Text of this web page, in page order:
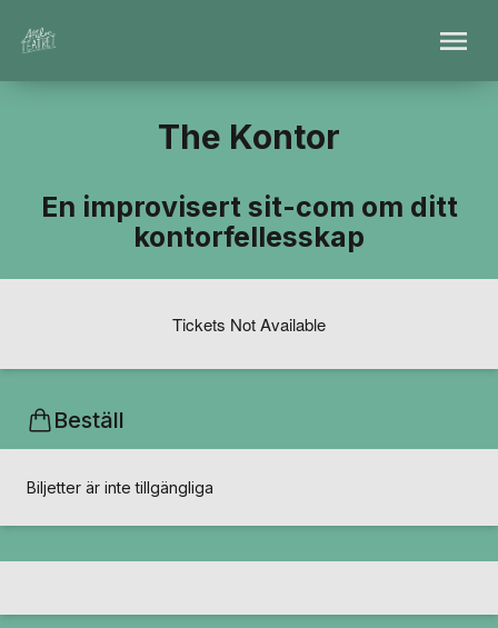
The Kontor
En improvisert sit-com om ditt
kontorfellesskap
Tickets Not Available
Beställ
Biljetter är inte tillgängliga